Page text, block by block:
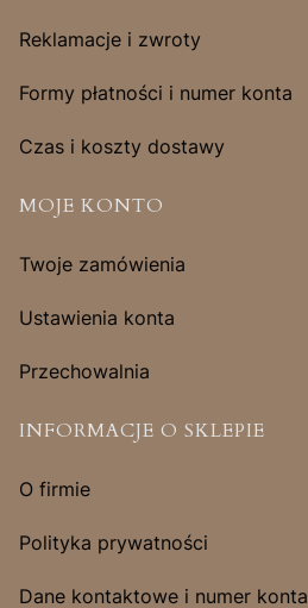
Reklamacje i zwroty
Formy płatności i numer konta
Czas i koszty dostawy
MOJE KONTO
Twoje zamówienia
Ustawienia konta
Przechowalnia
INFORMACJE O SKLEPIE
O firmie
Polityka prywatności
Dane kontaktowe i numer konta